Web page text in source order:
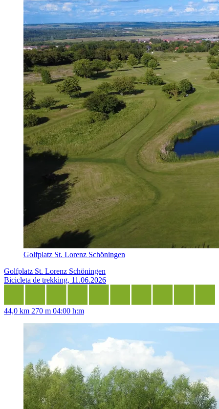
Golfplatz St. Lorenz Schöningen
Golfplatz St. Lorenz Schöningen
Bicicleta de trekking, 11.06.2026
44,0 km 270 m 04:00 h:m